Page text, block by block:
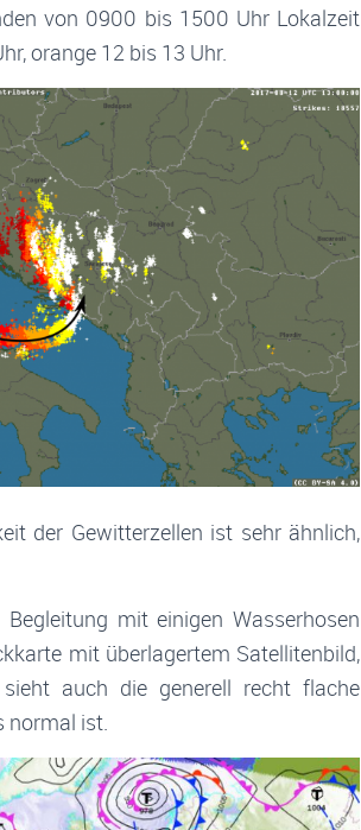
von 0900 bis 1500 Uhr Lokalzeit
orange 12 bis 13 Uhr.
der Gewitterzellen ist sehr ähnlich,
mit einigen Wasserhosen
mit überlagertem Satellitenbild,
auch die generell recht flache
normal ist.